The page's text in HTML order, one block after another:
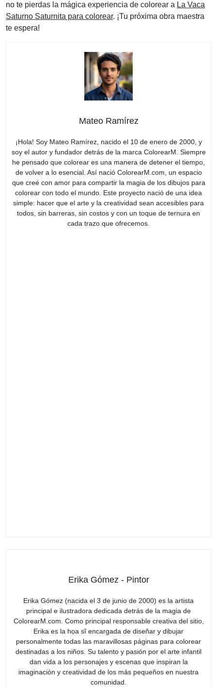
no te pierdas la mágica experiencia de colorear a La Vaca
Saturno Saturnita para colorear. ¡Tu próxima obra maestra
te espera!
Mateo Ramírez
¡Hola! Soy Mateo Ramírez, nacido el 10 de enero de 2000, y
soy el autor y fundador detrás de la marca ColorearM. Siempre
he pensado que colorear es una manera de detener el tiempo,
de volver a lo esencial. Así nació ColorearM.com, un espacio
que creé con amor para compartir la magia de los dibujos para
colorear con todo el mundo. Este proyecto nació de una idea
simple: hacer que el arte y la creatividad sean accesibles para
todos, sin barreras, sin costos y con un toque de ternura en
cada trazo que ofrecemos.
Erika Gómez - Pintor
Erika Gómez (nacida el 3 de junio de 2000) es la artista
principal e ilustradora dedicada detrás de la magia de
ColorearM.com. Como principal responsable creativa del sitio,
Erika es la họa sĩ encargada de diseñar y dibujar
personalmente todas las maravillosas páginas para colorear
destinadas a los niños. Su talento y pasión por el arte infantil
dan vida a los personajes y escenas que inspiran la
imaginación y creatividad de los más pequeños en nuestra
comunidad.